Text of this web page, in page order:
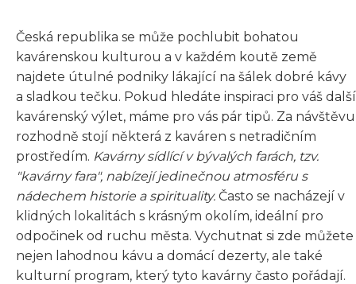
Česká republika se může pochlubit bohatou
kavárenskou kulturou a v každém koutě země
najdete útulné podniky lákající na šálek dobré kávy
a sladkou tečku. Pokud hledáte inspiraci pro váš další
kavárenský výlet, máme pro vás pár tipů. Za návštěvu
rozhodně stojí některá z kaváren s netradičním
prostředím. Kavárny sídlící v bývalých farách, tzv.
"kavárny fara", nabízejí jedinečnou atmosféru s
nádechem historie a spirituality. Často se nacházejí v
klidných lokalitách s krásným okolím, ideální pro
odpočinek od ruchu města. Vychutnat si zde můžete
nejen lahodnou kávu a domácí dezerty, ale také
kulturní program, který tyto kavárny často pořádají.